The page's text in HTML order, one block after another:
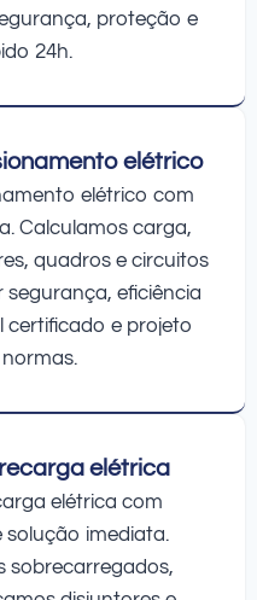
proteção e
24h.
elétrico
elétrico com
Calculamos carga,
quadros e circuitos
eficiência
certificado e projeto
elétrica
elétrica com
imediata.
sobrecarregados,